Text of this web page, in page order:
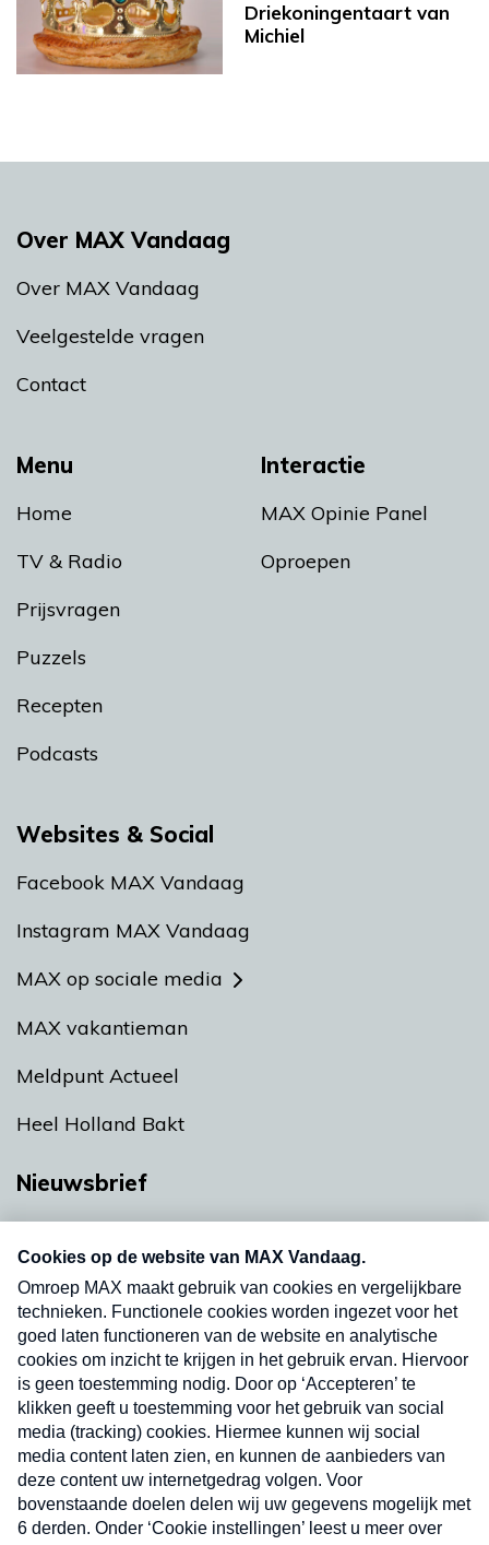
Driekoningentaart van
Michiel
Menu
Home
TV & Radio
Prijsvragen
Puzzels
Recepten
Podcasts
Interactie
MAX Opinie Panel
Oproepen
Over MAX Vandaag
Over MAX Vandaag
Veelgestelde vragen
Contact
Websites & Social
Facebook MAX Vandaag
Instagram MAX Vandaag
MAX op sociale media
MAX vakantieman
Meldpunt Actueel
Heel Holland Bakt
Nieuwsbrief
nieuwsbrief. Elke vrijdag- en dinsdagochtend in
uw mailbox.
Verzend